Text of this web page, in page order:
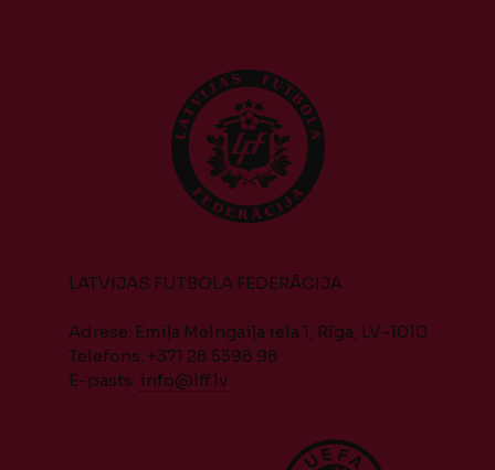
LATVIJAS FUTBOLA FEDERĀCIJA
Adrese: Emiļa Melngaiļa iela 1, Rīga, LV-1010
Telefons: +371 28 5598 98
E-pasts: info@lff.lv